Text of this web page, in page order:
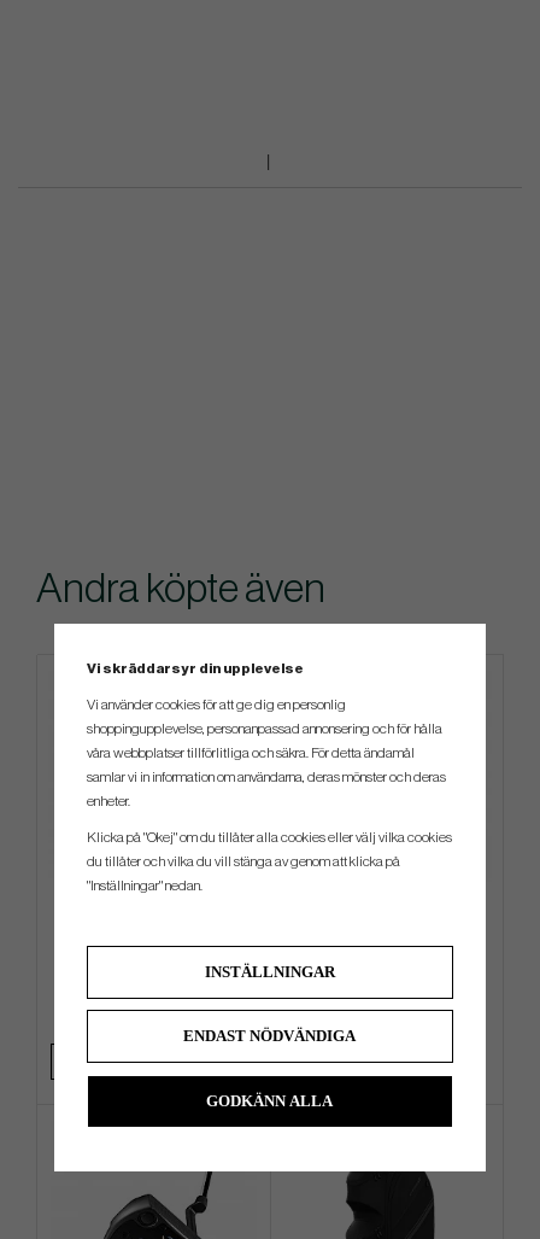
Andra köpte även
2 949 kr
Headcover
Vi skräddarsyr din upplevelse
Vi använder cookies för att ge dig en personlig
shoppingupplevelse, personanpassad annonsering och för hålla
våra webbplatser tillförlitliga och säkra. För detta ändamål
samlar vi in information om användarna, deras mönster och deras
enheter.
Klicka på "Okej" om du tillåter alla cookies eller välj vilka cookies
du tillåter och vilka du vill stänga av genom att klicka på
"Inställningar" nedan.
INSTÄLLNINGAR
ENDAST NÖDVÄNDIGA
GODKÄNN ALLA